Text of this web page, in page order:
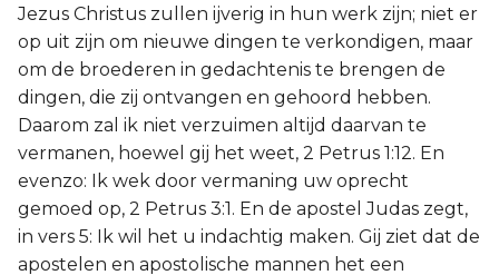
Jezus Christus zullen ijverig in hun werk zijn; niet er
op uit zijn om nieuwe dingen te verkondigen, maar
om de broederen in gedachtenis te brengen de
dingen, die zij ontvangen en gehoord hebben.
Daarom zal ik niet verzuimen altijd daarvan te
vermanen, hoewel gij het weet, 2 Petrus 1:12. En
evenzo: Ik wek door vermaning uw oprecht
gemoed op, 2 Petrus 3:1. En de apostel Judas zegt,
in vers 5: Ik wil het u indachtig maken. Gij ziet dat de
apostelen en apostolische mannen het een